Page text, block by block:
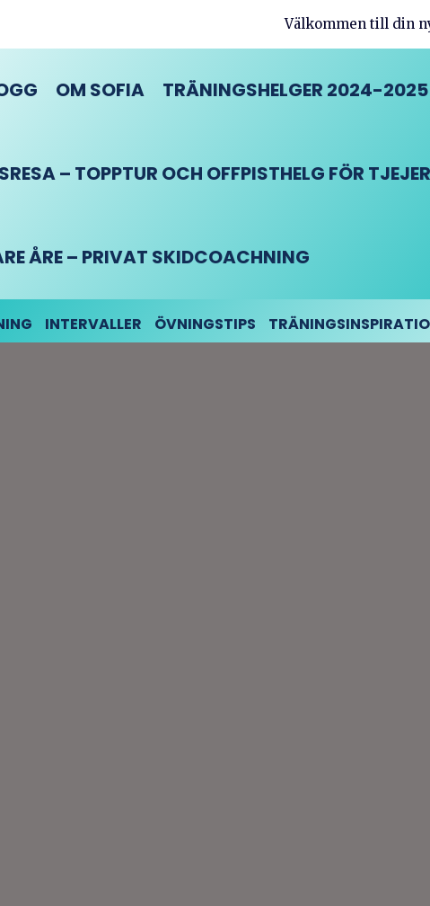
Välkommen till din
OM SOFIA TRÄNINGSHELGER 2024-2025
– TOPPTUR OCH OFFPISTHELG FÖR
ÅRE – PRIVAT SKIDCOACHNING
INTERVALLER ÖVNINGSTIPS